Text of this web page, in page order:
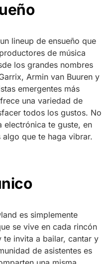
lineup de ensueño que
de música
los grandes nombres
Armin van Buuren y
emergentes más
una variedad de
todos los gustos. No
electrónica te guste, en
que te haga vibrar.
es simplemente
se vive en cada rincón
invita a bailar, cantar y
de asistentes es